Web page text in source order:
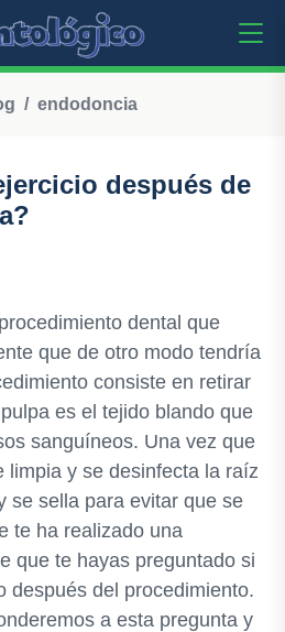
endodoncia
después de
dental que
que de otro modo tendría
consiste en retirar
es el tejido blando que
sanguíneos. Una vez que
limpia y se desinfecta la raíz
se sella para evitar que se
te ha realizado una
que te hayas preguntado si
después del procedimiento.
a esta pregunta y